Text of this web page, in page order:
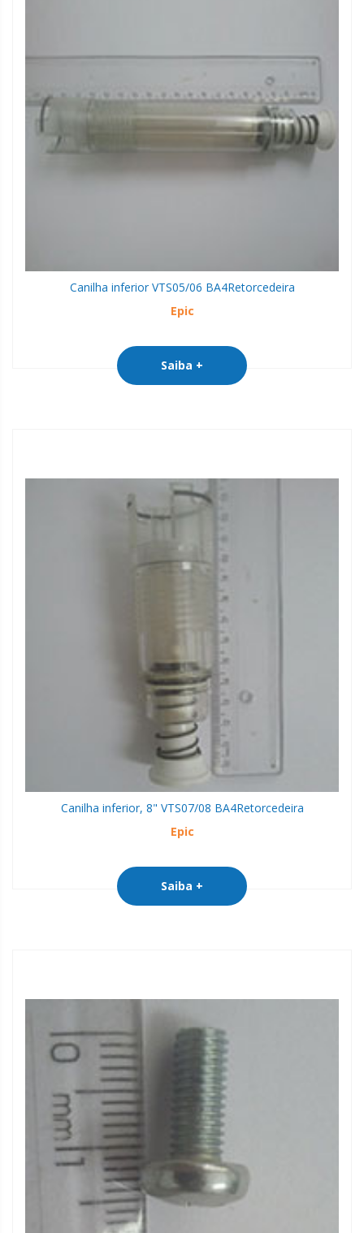
Canilha inferior VTS05/06 BA4Retorcedeira
Epic
Saiba +
Canilha inferior, 8" VTS07/08 BA4Retorcedeira
Epic
Saiba +